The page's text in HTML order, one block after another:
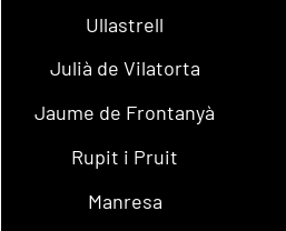
Ullastrell
Julià de Vilatorta
Jaume de Frontanyà
Rupit i Pruit
Manresa